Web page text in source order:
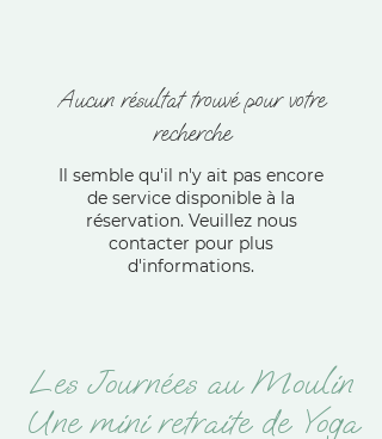
Aucun résultat trouvé pour votre
recherche
Il semble qu'il n'y ait pas encore
de service disponible à la
réservation. Veuillez nous
contacter pour plus
d'informations.
Les Journées au Moulin
Une mini retraite de Yoga